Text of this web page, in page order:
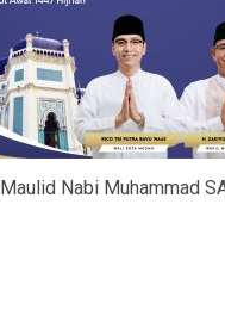
Maulid Nabi Muhammad